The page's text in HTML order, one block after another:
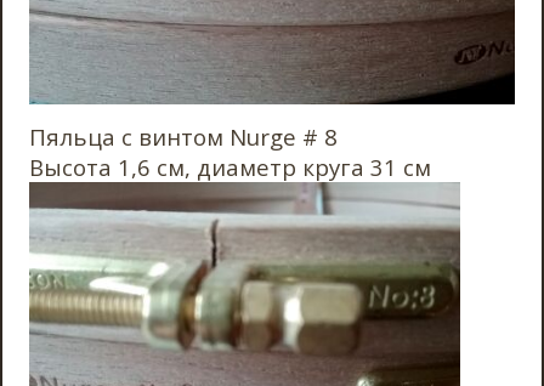
Пяльца с винтом Nurge # 8
Высота 1,6 см, диаметр круга 31 см